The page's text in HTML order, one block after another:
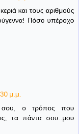
και τους αριθμούς
Πόσο υπέροχο
μ.μ.
σου, ο τρόπος που
τα πάντα σου..μου